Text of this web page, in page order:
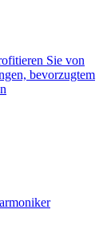
Sie von
bevorzugtem